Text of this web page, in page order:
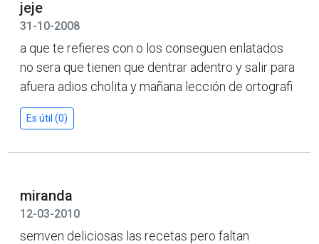
jeje
31-10-2008
a que te refieres con o los conseguen enlatados
no sera que tienen que dentrar adentro y salir para
afuera adios cholita y mañana lección de ortografi
Es útil (0)
miranda
12-03-2010
semven deliciosas las recetas pero faltan